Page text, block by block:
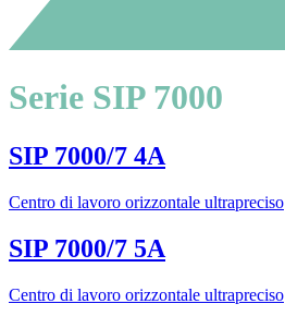
Serie SIP 7000
SIP 7000/7 4A
Centro di lavoro orizzontale ultrapreciso
SIP 7000/7 5A
Centro di lavoro orizzontale ultrapreciso